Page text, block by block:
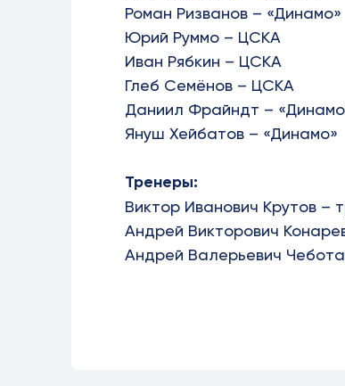
Роман Ризванов – «Динамо»
Юрий Руммо – ЦСКА
Иван Рябкин – ЦСКА
Глеб Семёнов – ЦСКА
Даниил Фрайндт –
Януш Хейбатов – «Динамо»
Тренеры:
Виктор Иванович Крутов –
Андрей Викторович
Андрей Валерьевич